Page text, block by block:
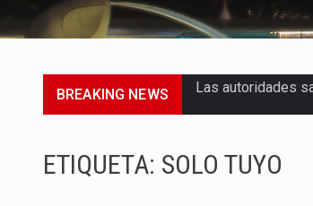
BREAKING NEWS Una jornada
El presidente
ETIQUETA: SOLO TUYO